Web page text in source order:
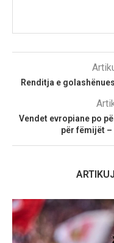
Renditja e
Vendet evropiane po
për fëmijët